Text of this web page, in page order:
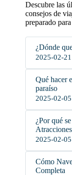
Descubre las
consejos de
preparado
¿Dónde
2025-02-21
Qué hacer
paraíso
2025-02-05
¿Por qué
Atracciones
2025-02-05
Cómo
Completa